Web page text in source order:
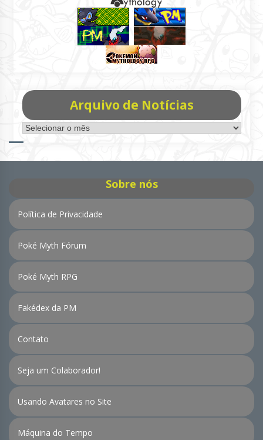
Arquivo de Notícias
Arquivo
de
Sobre nós
Política de Privacidade
Poké Myth Fórum
Poké Myth RPG
Fakédex da PM
Contato
Seja um Colaborador!
Usando Avatares no Site
Máquina do Tempo